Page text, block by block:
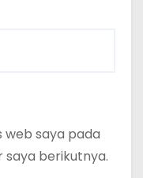
web saya pada
berikutnya.